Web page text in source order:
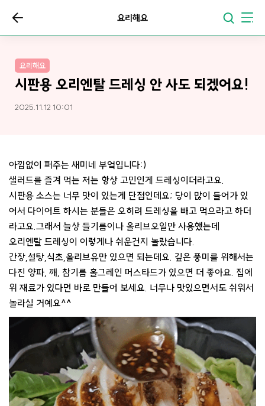
요리해요
요리해요
시판용 오리엔탈 드레싱 안 사도 되겠어요!
2025.11.12 10:01
아낌없이 퍼주는 새미네 부엌입니다:)
샐러드를 즐겨 먹는 저는 항상 고민인게 드레싱이더라고요.
시판용 소스는 너무 맛이 있는게 단점인데요; 당이 많이 들어가 있
어서 다이어트 하시는 분들은 오히려 드레싱을 빼고 먹으라고 하더
라고요.그래서 늘상 들기름이나 올리브오일만 사용했는데
오리엔탈 드레싱이 이렇게나 쉬운건지 놀랐습니다.
간장,설탕,식초,올리브유만 있으면 되는데요. 깊은 풍미를 위해서는
다진 양파, 깨, 참기름 홀그레인 머스타드가 있으면 더 좋아요. 집에
위 재료가 있다면 바로 만들어 보세요. 너무나 맛있으면서도 쉬워서
놀라실 거예요^^